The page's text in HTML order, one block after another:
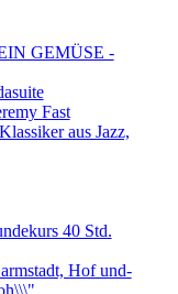
GEMÜSE -
Fast
aus Jazz,
40 Std.
Hof und-